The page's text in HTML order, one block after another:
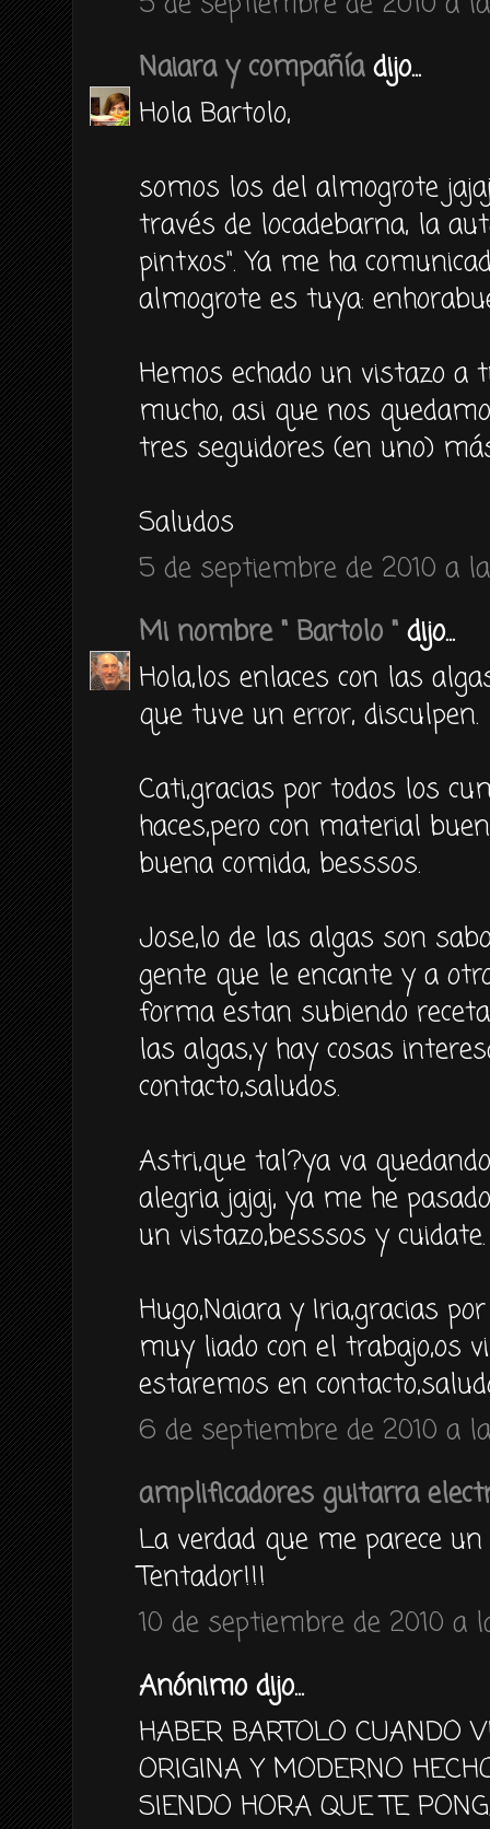
Naiara y compañíadijo...
Hola Bartolo,
somos los del almogrote
través de locadebarna, la
pintxos". Ya me ha
almogrote es tuya:
Hemos echado un vistazo
mucho, asi que nos
tres seguidores (en uno)
Saludos
5 de septiembre de 2010 a
Mi nombre " Bartolo " dijo...
Hola,los enlaces con las
que tuve un error, disculpen.
Cati,gracias por todos los
haces,pero con material
buena comida, besssos.
Jose,lo de las algas son
gente que le encante y a
forma estan subiendo
las algas,y hay cosas
contacto,saludos.
Astri,que tal?ya va
alegria jajaj, ya me he
un vistazo,besssos y cuidate.
Hugo,Naiara y Iria,gracias
muy liado con el trabajo,os
estaremos en
6 de septiembre de 2010 a
amplificadores guitarra
La verdad que me parece
Tentador!!!
10 de septiembre de 2010 a
Anónimo dijo...
HABER BARTOLO CUANDO
ORIGINA Y MODERNO
SIENDO HORA QUE TE